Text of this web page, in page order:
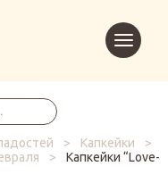
в
корзину
> Капкейки
>
>
Капкейки “Love-